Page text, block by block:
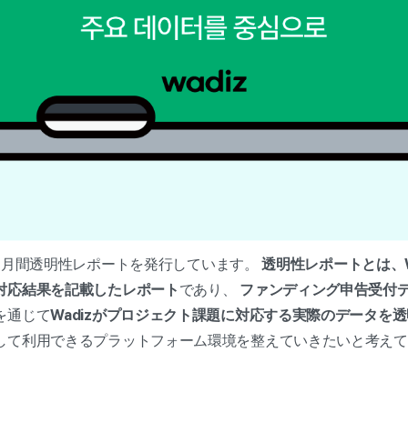
間透明性レポートを発行しています。透明性レポートとは
結果を記載したレポート であり、 ファンディング申告受付
通じてWadizがプロジェクト課題に対応する実際のデータを
て利用できるプラットフォーム環境を整えていきたいと考え